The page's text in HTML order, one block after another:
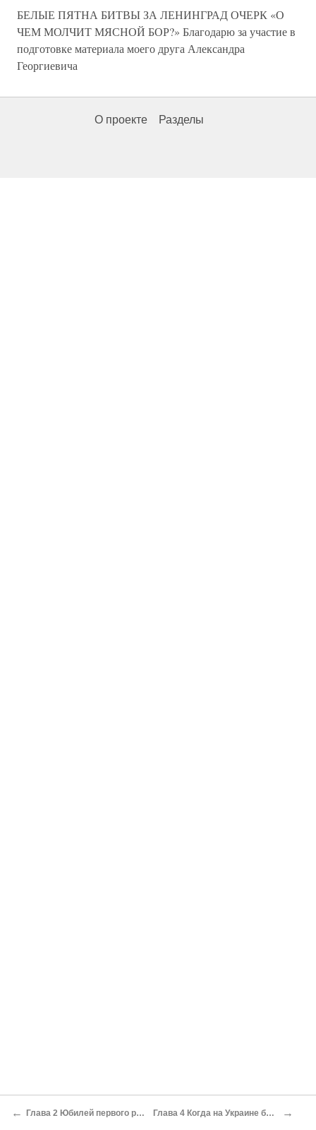
БЕЛЫЕ ПЯТНА БИТВЫ ЗА ЛЕНИНГРАД ОЧЕРК «О
ЧЕМ МОЛЧИТ МЯСНОЙ БОР?» Благодарю за участие в
подготовке материала моего друга Александра
Георгиевича
О проекте Разделы
← Глава 2 Юбилей первого раздела Украины Глава 4 Когда на Украине было жить хорошо →